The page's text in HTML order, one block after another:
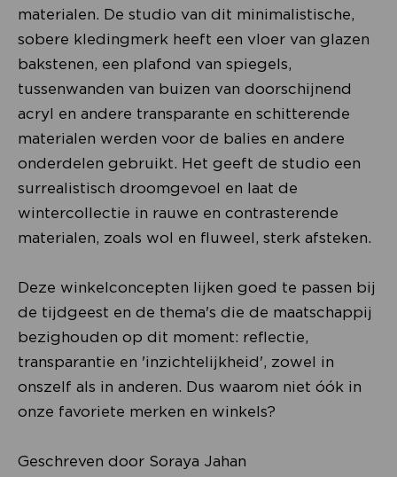
materialen. De studio van dit minimalistische,
sobere kledingmerk heeft een vloer van glazen
bakstenen, een plafond van spiegels,
tussenwanden van buizen van doorschijnend
acryl en andere transparante en schitterende
materialen werden voor de balies en andere
onderdelen gebruikt. Het geeft de studio een
surrealistisch droomgevoel en laat de
wintercollectie in rauwe en contrasterende
materialen, zoals wol en fluweel, sterk afsteken.
Deze winkelconcepten lijken goed te passen bij
de tijdgeest en de thema's die de maatschappij
bezighouden op dit moment: reflectie,
transparantie en 'inzichtelijkheid', zowel in
onszelf als in anderen. Dus waarom niet óók in
onze favoriete merken en winkels?
Geschreven door Soraya Jahan